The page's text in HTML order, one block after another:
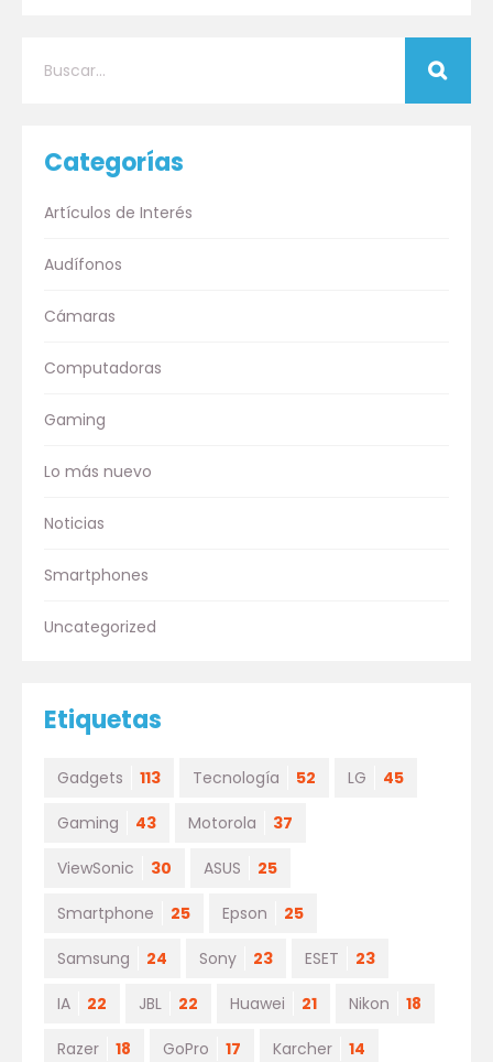
Categorías
Artículos de Interés
Audífonos
Cámaras
Computadoras
Gaming
Lo más nuevo
Noticias
Smartphones
Uncategorized
Etiquetas
Gadgets 113 Tecnología 52 LG 45
Gaming 43 Motorola 37
ViewSonic 30 ASUS 25
Smartphone 25 Epson 25
Samsung 24 Sony 23 ESET 23
IA 22 JBL 22 Huawei 21 Nikon 18
Razer 18 GoPro 17 Karcher 14